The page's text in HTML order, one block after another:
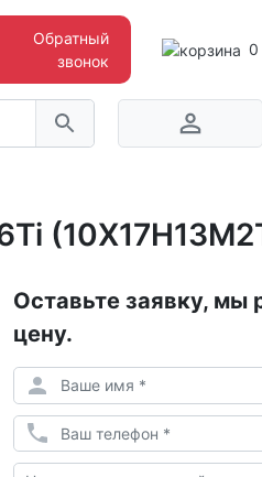
0
Обратный
звонок
Оставьте заявку, мы
цену.